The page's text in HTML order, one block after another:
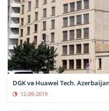
DGK və Huawei Tech.
12-09-2019